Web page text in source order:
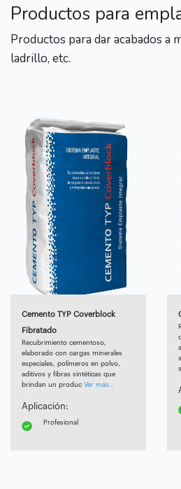
Productos para
Productos para dar acabados a
ladrillo, etc.
Cemento TYP Coverblock
Fibratado
Recubrimiento cementoso,
elaborado con cargas minerales
especiales, polímeros en polvo,
aditivos y fibras sintéticas que
brindan un produc Ver más..
Aplicación:
Profesional